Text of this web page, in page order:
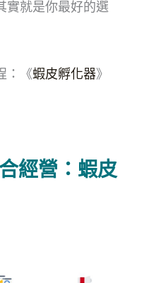
實就是你最好的選
：《蝦皮孵化器》
經營：蝦皮